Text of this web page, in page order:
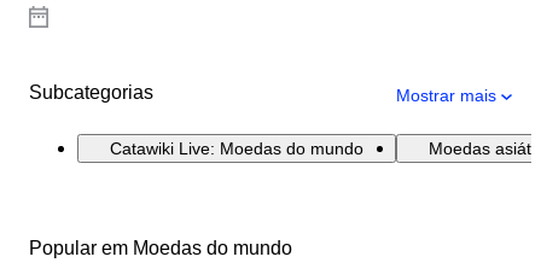
Subcategorias Mostrar mais
Catawiki Live: Moedas do mundo Moedas
Popular em Moedas do mundo